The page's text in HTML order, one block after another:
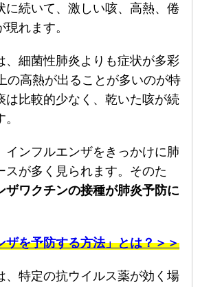
に続いて、激しい咳、高熱、倦
れます。
、細菌性肺炎よりも症状が多彩
の高熱が出ることが多いのが特
は比較的少なく、乾いた咳が続
インフルエンザをきっかけに肺
スが多く見られます。そのた
ザワクチンの接種が肺炎予防に
を予防する方法」とは？＞＞
、特定の抗ウイルス薬が効く場